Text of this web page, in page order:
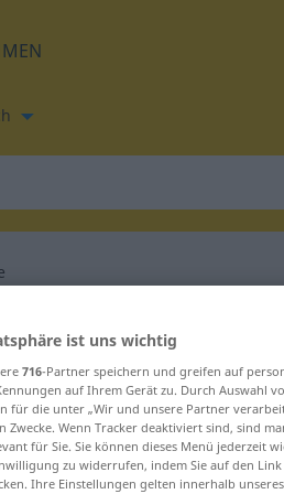
für "cirkulace"
ist uns wichtig
716-Partner speichern und greifen auf
auf Ihrem Gerät zu. Durch Auswahl
für die unter „Wir und unsere Partner
Zwecke. Wenn Tracker deaktiviert sind, sind
für Sie. Sie können dieses Menü jederzeit
zu widerrufen, indem Sie auf den
Ihre Einstellungen gelten innerhalb